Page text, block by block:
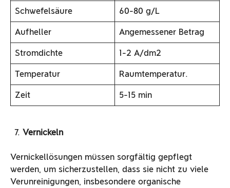
Schwefelsäure 60-80 g/L
Aufheller Angemessener Betrag
Stromdichte 1-2 A/dm2
Temperatur Raumtemperatur.
Zeit 5-15 min
Vernickeln
Vernickellösungen müssen sorgfältig gepflegt
werden, um sicherzustellen, dass sie nicht zu viele
Verunreinigungen, insbesondere organische